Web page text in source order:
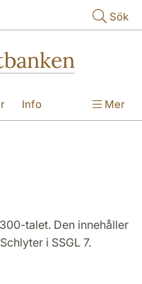
Sök
Info Mer
talet. Den innehåller
i SSGL 7.